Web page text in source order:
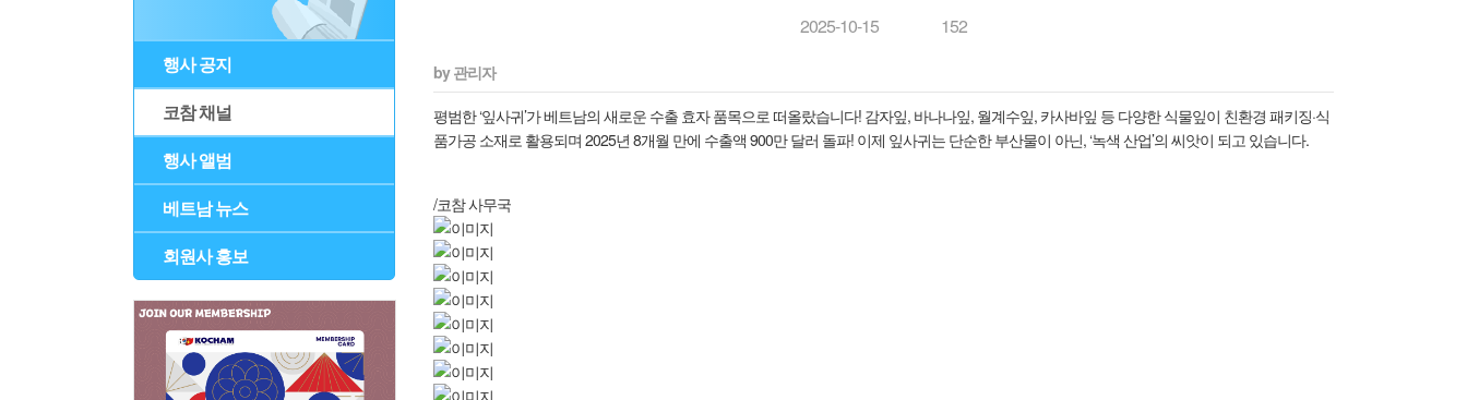
행사 공지
코참 채널
행사 앨범
베트남 뉴스
회원사 홍보
2025-10-15
152
by 관리자
평범한 ‘잎사귀’가 베트남의 새로운 수출 효자 품목으로 떠올랐습니다! 감자잎, 바나나잎, 월계수잎, 카사바잎 등 다양한 식물잎이 친환경 패키징·식
품가공 소재로 활용되며 2025년 8개월 만에 수출액 900만 달러 돌파! 이제 잎사귀는 단순한 부산물이 아닌, ‘녹색 산업’의 씨앗이 되고 있습니다.
/코참 사무국